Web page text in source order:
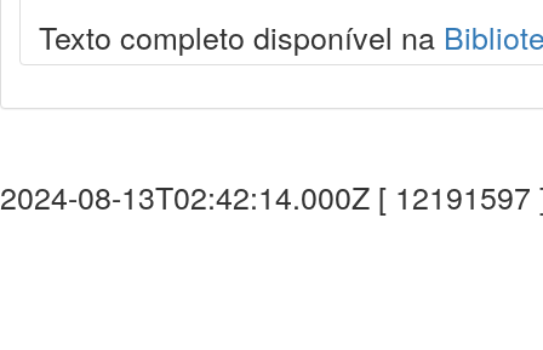
Texto completo disponível na
2024-08-13T02:42:14.000Z [ 12191597